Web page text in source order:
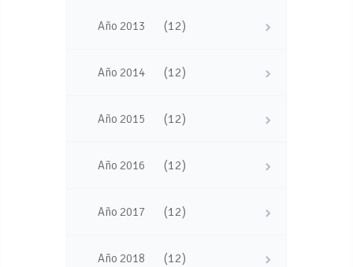
Año 2013 (12)
Año 2014 (12)
Año 2015 (12)
Año 2016 (12)
Año 2017 (12)
Año 2018 (12)